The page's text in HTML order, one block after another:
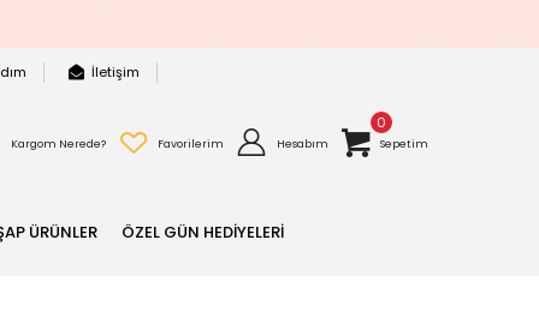
İletişim
Kargom Nerede? Favorilerim Hesabım
0
Sepetim
ÜRÜNLER ÖZEL GÜN HEDİYELERİ